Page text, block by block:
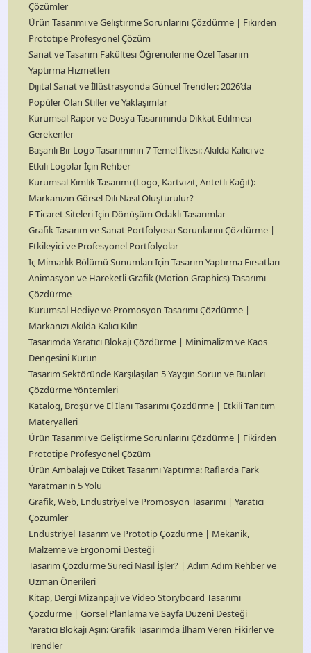
Çözümler
Ürün Tasarımı ve Geliştirme Sorunlarını Çözdürme | Fikirden
Prototipe Profesyonel Çözüm
Sanat ve Tasarım Fakültesi Öğrencilerine Özel Tasarım
Yaptırma Hizmetleri
Dijital Sanat ve İllüstrasyonda Güncel Trendler: 2026’da
Popüler Olan Stiller ve Yaklaşımlar
Kurumsal Rapor ve Dosya Tasarımında Dikkat Edilmesi
Gerekenler
Başarılı Bir Logo Tasarımının 7 Temel İlkesi: Akılda Kalıcı ve
Etkili Logolar İçin Rehber
Kurumsal Kimlik Tasarımı (Logo, Kartvizit, Antetli Kağıt):
Markanızın Görsel Dili Nasıl Oluşturulur?
E-Ticaret Siteleri İçin Dönüşüm Odaklı Tasarımlar
Grafik Tasarım ve Sanat Portfolyosu Sorunlarını Çözdürme |
Etkileyici ve Profesyonel Portfolyolar
İç Mimarlık Bölümü Sunumları İçin Tasarım Yaptırma Fırsatları
Animasyon ve Hareketli Grafik (Motion Graphics) Tasarımı
Çözdürme
Kurumsal Hediye ve Promosyon Tasarımı Çözdürme |
Markanızı Akılda Kalıcı Kılın
Tasarımda Yaratıcı Blokajı Çözdürme | Minimalizm ve Kaos
Dengesini Kurun
Tasarım Sektöründe Karşılaşılan 5 Yaygın Sorun ve Bunları
Çözdürme Yöntemleri
Katalog, Broşür ve El İlanı Tasarımı Çözdürme | Etkili Tanıtım
Materyalleri
Ürün Tasarımı ve Geliştirme Sorunlarını Çözdürme | Fikirden
Prototipe Profesyonel Çözüm
Ürün Ambalajı ve Etiket Tasarımı Yaptırma: Raflarda Fark
Yaratmanın 5 Yolu
Grafik, Web, Endüstriyel ve Promosyon Tasarımı | Yaratıcı
Çözümler
Endüstriyel Tasarım ve Prototip Çözdürme | Mekanik,
Malzeme ve Ergonomi Desteği
Tasarım Çözdürme Süreci Nasıl İşler? | Adım Adım Rehber ve
Uzman Önerileri
Kitap, Dergi Mizanpajı ve Video Storyboard Tasarımı
Çözdürme | Görsel Planlama ve Sayfa Düzeni Desteği
Yaratıcı Blokajı Aşın: Grafik Tasarımda İlham Veren Fikirler ve
Trendler